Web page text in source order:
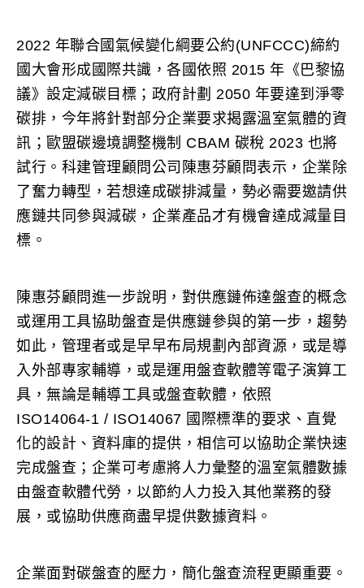
2022 年聯合國氣候變化綱要公約(UNFCCC)締約
國大會形成國際共識，各國依照 2015 年《巴黎協
議》設定減碳目標；政府計劃 2050 年要達到淨零
碳排，今年將針對部分企業要求揭露溫室氣體的資
訊；歐盟碳邊境調整機制 CBAM 碳稅 2023 也將
試行。科建管理顧問公司陳惠芬顧問表示，企業除
了奮力轉型，若想達成碳排減量，勢必需要邀請供
應鏈共同參與減碳，企業產品才有機會達成減量目
標。
陳惠芬顧問進一步說明，對供應鏈佈達盤查的概念
或運用工具協助盤查是供應鏈參與的第一步，趨勢
如此，管理者或是早早布局規劃內部資源，或是導
入外部專家輔導，或是運用盤查軟體等電子演算工
具，無論是輔導工具或盤查軟體，依照
ISO14064-1 / ISO14067 國際標準的要求、直覺
化的設計、資料庫的提供，相信可以協助企業快速
完成盤查；企業可考慮將人力彙整的溫室氣體數據
由盤查軟體代勞，以節約人力投入其他業務的發
展，或協助供應商盡早提供數據資料。
企業面對碳盤查的壓力，簡化盤查流程更顯重要。